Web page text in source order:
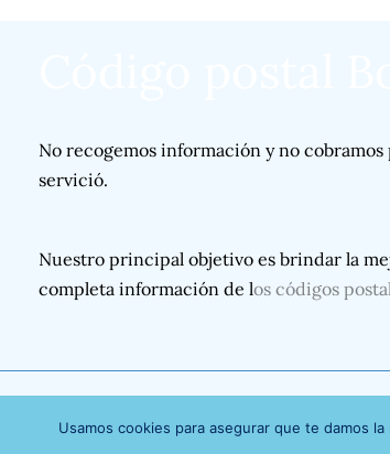
No recogemos información y no
servició.
Nuestro principal objetivo es brindar la
completa información de los códigos
Usamos cookies para asegurar que te damos